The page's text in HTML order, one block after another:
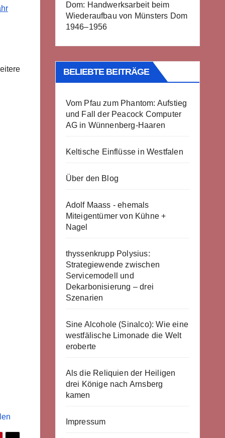
Dom: Handwerksarbeit beim
Wiederaufbau von Münsters Dom
1946–1956
BELIEBTE BEITRÄGE
Vom Pfau zum Phantom: Aufstieg
und Fall der Peacock Computer
AG in Wünnenberg-Haaren
Keltische Einflüsse in Westfalen
Über den Blog
Adolf Maass - ehemals
Miteigentümer von Kühne +
Nagel
thyssenkrupp Polysius:
Strategiewende zwischen
Servicemodell und
Dekarbonisierung – drei
Szenarien
Sine Alcohole (Sinalco): Wie eine
westfälische Limonade die Welt
eroberte
Als die Reliquien der Heiligen
drei Könige nach Arnsberg
kamen
Impressum